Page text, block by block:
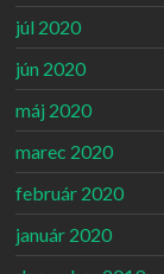
júl 2020
jún 2020
máj 2020
marec 2020
február 2020
január 2020